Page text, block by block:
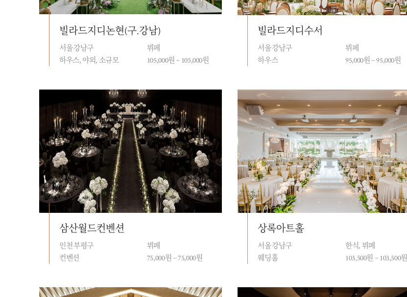
빌라드지디논현(구.강남)
서울 강남구
하우스, 야외, 소규모
뷔페
105,000원 ~ 105,000원
빌라드지디수서
서울 강남구
하우스
뷔페
95,000원 ~ 95,000원
삼산월드컨벤션
인천 부평구
컨벤션
뷔페
75,000원 ~ 75,000원
상록아트홀
서울 강남구
웨딩홀
한식, 뷔페
103,500원 ~ 103,500원